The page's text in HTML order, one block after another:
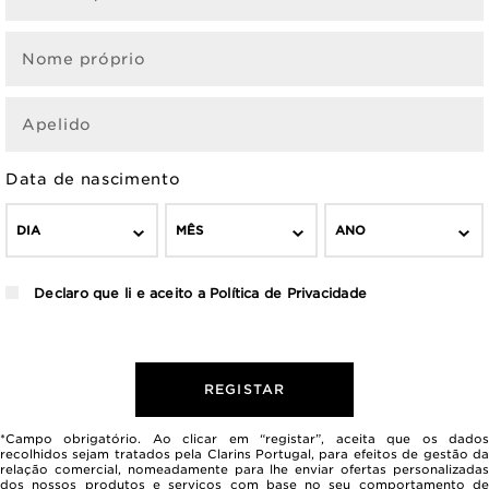
Nome próprio
Apelido
Data de nascimento
DIA MÊS ANO
Declaro que li e aceito a Política de Privacidade
REGISTAR
*Campo obrigatório. Ao clicar em “registar”, aceita que os dados
recolhidos sejam tratados pela Clarins Portugal, para efeitos de gestão da
relação comercial, nomeadamente para lhe enviar ofertas personalizadas
dos nossos produtos e serviços com base no seu comportamento de